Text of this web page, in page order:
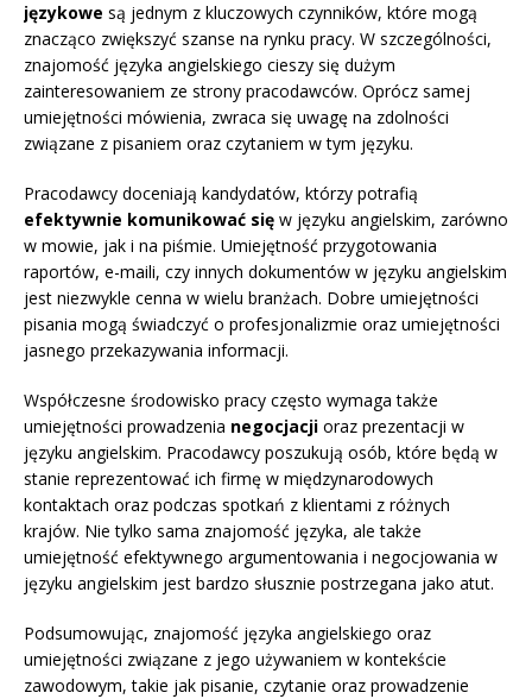
językowe są jednym z kluczowych czynników, które mogą
znacząco zwiększyć szanse na rynku pracy. W szczególności,
znajomość języka angielskiego cieszy się dużym
zainteresowaniem ze strony pracodawców. Oprócz samej
umiejętności mówienia, zwraca się uwagę na zdolności
związane z pisaniem oraz czytaniem w tym języku.
Pracodawcy doceniają kandydatów, którzy potrafią
efektywnie komunikować się w języku angielskim, zarówno
w mowie, jak i na piśmie. Umiejętność przygotowania
raportów, e-maili, czy innych dokumentów w języku angielskim
jest niezwykle cenna w wielu branżach. Dobre umiejętności
pisania mogą świadczyć o profesjonalizmie oraz umiejętności
jasnego przekazywania informacji.
Współczesne środowisko pracy często wymaga także
umiejętności prowadzenia negocjacji oraz prezentacji w
języku angielskim. Pracodawcy poszukują osób, które będą w
stanie reprezentować ich firmę w międzynarodowych
kontaktach oraz podczas spotkań z klientami z różnych
krajów. Nie tylko sama znajomość języka, ale także
umiejętność efektywnego argumentowania i negocjowania w
języku angielskim jest bardzo słusznie postrzegana jako atut.
Podsumowując, znajomość języka angielskiego oraz
umiejętności związane z jego używaniem w kontekście
zawodowym, takie jak pisanie, czytanie oraz prowadzenie